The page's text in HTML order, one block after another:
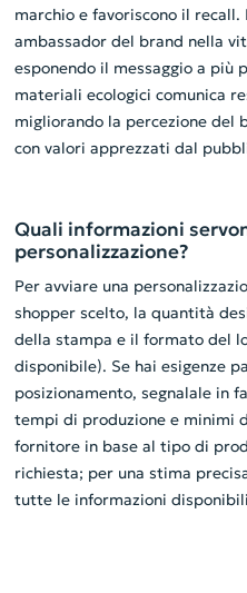
marchio e favoriscono il
ambassador del brand nella
esponendo il messaggio a più
materiali ecologici comunica
migliorando la percezione del
con valori apprezzati dal
Quali informazioni
personalizzazione?
Per avviare una
shopper scelto, la quantità
della stampa e il formato del
disponibile). Se hai esigenze
posizionamento, segnalale in
tempi di produzione e minimi
fornitore in base al tipo di
richiesta; per una stima
tutte le informazioni